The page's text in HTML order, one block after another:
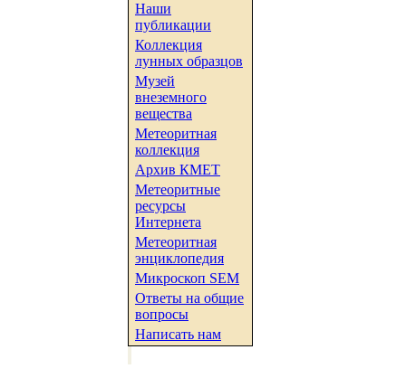
Наши
публикации
Коллекция
лунных образцов
Музей
внеземного
вещества
Метеоритная
коллекция
Архив КМЕТ
Метеоритные
ресурсы
Интернета
Метеоритная
энциклопедия
Микроскоп SEM
Ответы на общие
вопросы
Написать нам